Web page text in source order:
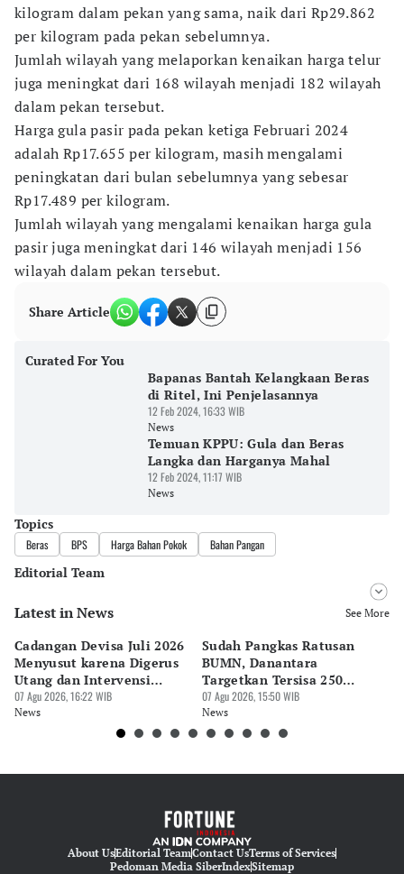
kilogram dalam pekan yang sama, naik dari Rp29.862
per kilogram pada pekan sebelumnya.
Jumlah wilayah yang melaporkan kenaikan harga telur
juga meningkat dari 168 wilayah menjadi 182 wilayah
dalam pekan tersebut.
Harga gula pasir pada pekan ketiga Februari 2024
adalah Rp17.655 per kilogram, masih mengalami
peningkatan dari bulan sebelumnya yang sebesar
Rp17.489 per kilogram.
Jumlah wilayah yang mengalami kenaikan harga gula
pasir juga meningkat dari 146 wilayah menjadi 156
wilayah dalam pekan tersebut.
Share Article
Curated For You
Bapanas Bantah Kelangkaan Beras
di Ritel, Ini Penjelasannya
12 Feb 2024, 16:33 WIB
News
Temuan KPPU: Gula dan Beras
Langka dan Harganya Mahal
12 Feb 2024, 11:17 WIB
News
Topics
Beras BPS Harga Bahan Pokok Bahan Pangan
Editorial Team
Editor
Editor
Eko Wahyudi
Latest in News See More
Cadangan Devisa Juli 2026
Menyusut karena Digerus
Utang dan Intervensi
Rupiah
07 Agu 2026, 16:22 WIB
News
Sudah Pangkas Ratusan
BUMN, Danantara
Targetkan Tersisa 250
Perusahaan
07 Agu 2026, 15:50 WIB
News
About UsEditorial TeamContact UsTerms of Services
Pedoman Media SiberIndexSitemap